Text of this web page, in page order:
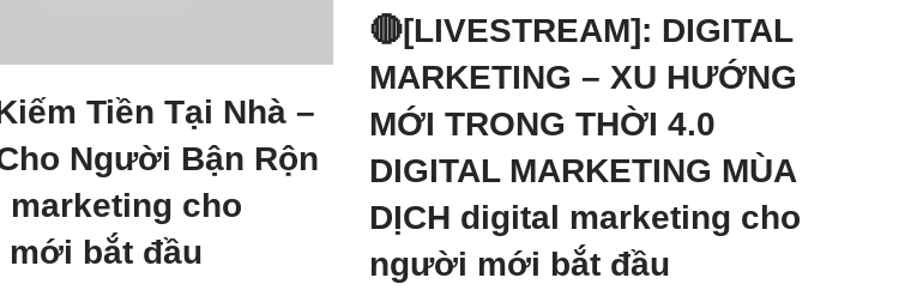
Tiền Tại Nhà –
Người Bận Rộn
marketing cho
bắt đầu
🔴[LIVESTREAM]: DIGITAL
MARKETING – XU HƯỚNG
MỚI TRONG THỜI 4.0
DIGITAL MARKETING MÙA
DỊCH digital marketing cho
người mới bắt đầu